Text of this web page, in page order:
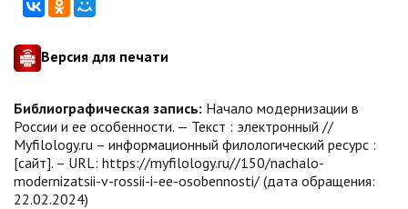
Версия для печати
Библиографическая запись: Начало модернизации в
России и ее особенности. — Текст : электронный //
Myfilology.ru – информационный филологический ресурс :
[сайт]. – URL: https://myfilology.ru//150/nachalo-
modernizatsii-v-rossii-i-ee-osobennosti/ (дата обращения:
22.02.2024)